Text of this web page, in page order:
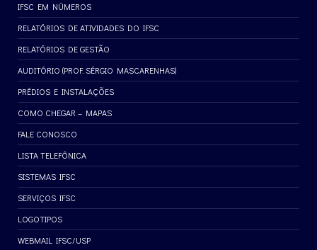
IFSC EM NÚMEROS
RELATÓRIOS DE ATIVIDADES DO IFSC
RELATÓRIOS DE GESTÃO
AUDITÓRIO (PROF. SÉRGIO MASCARENHAS)
PRÉDIOS E INSTALAÇÕES
COMO CHEGAR – MAPAS
FALE CONOSCO
LISTA TELEFÔNICA
SISTEMAS IFSC
SERVIÇOS IFSC
LOGOTIPOS
WEBMAIL IFSC/USP